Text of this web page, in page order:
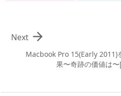
Macbook Pro 15(Early 2011)
果〜奇跡の価値は

Next